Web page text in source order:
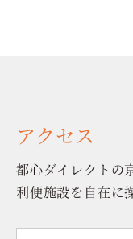
アクセス
都心ダイレクトの
利便施設を自在に